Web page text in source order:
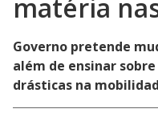
matéria
Governo pretende
além de ensinar
drásticas na